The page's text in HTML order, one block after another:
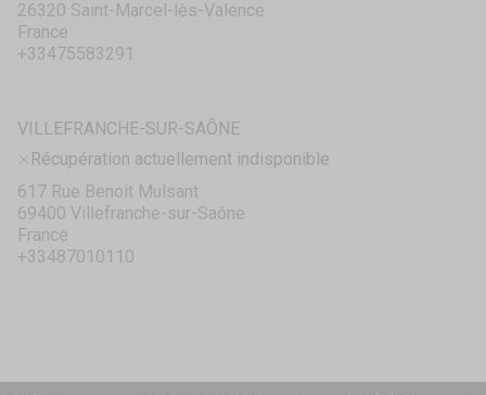
26320 Saint-Marcel-lès-Valence
France
+33475583291
VILLEFRANCHE-SUR-SAÔNE
Récupération actuellement indisponible
617 Rue Benoit Mulsant
69400 Villefranche-sur-Saône
France
+33487010110